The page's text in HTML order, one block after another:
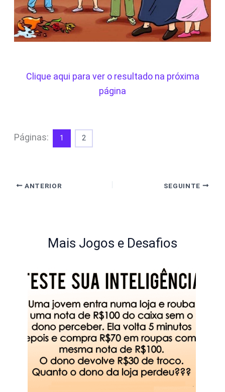
Clique aqui para ver o resultado na próxima
página
Páginas: 1 2
ANTERIOR SEGUINTE
Mais Jogos e Desafios